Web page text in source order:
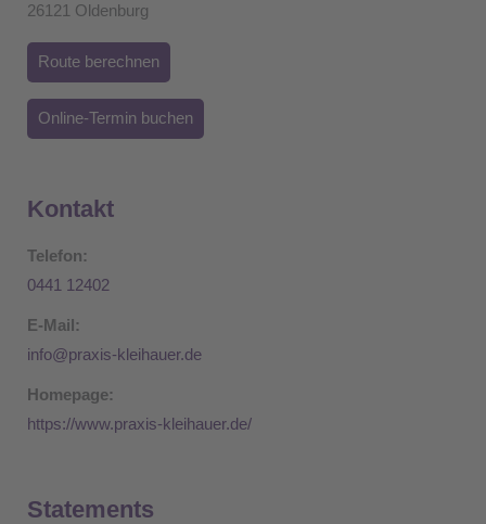
26121 Oldenburg
Route berechnen
Online-Termin buchen
Kontakt
Telefon:
0441 12402
E-Mail:
info@praxis-kleihauer.de
Homepage:
https://www.praxis-kleihauer.de/
Statements